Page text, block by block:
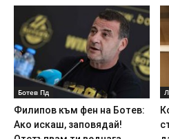
Ботев Пд
Филипов към фен на Ботев:
Ако искаш, заповядай!